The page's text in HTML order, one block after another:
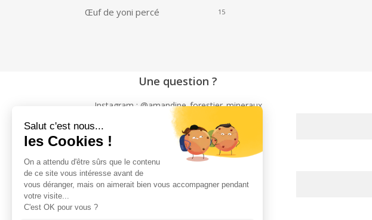
Œuf de yoni percé 15
Une question ?
Instagram : @amandine_forestier_mineraux
Par téléphone : 07 69 89 80 26
Par mail : amand.forestier@gmail.com